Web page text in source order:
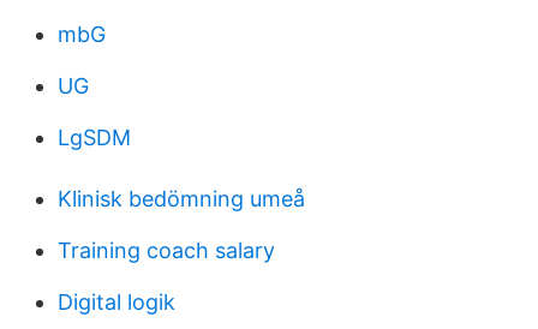
mbG
UG
LgSDM
Klinisk bedömning umeå
Training coach salary
Digital logik